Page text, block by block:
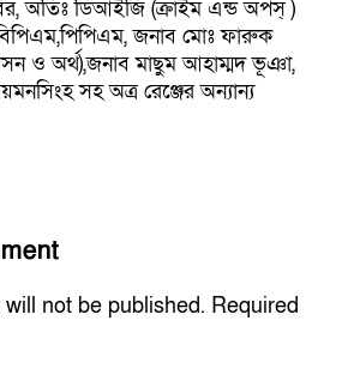
অতিঃ ডিআইজি (ক্রাইম এন্ড অপস্ )
জনাব মোঃ ফারুক
ও অর্থ),জনাব মাছুম আহাম্মদ ভূঞা,
সহ অত্র রেঞ্জের অন‍্যান‍্য
not be published. Required